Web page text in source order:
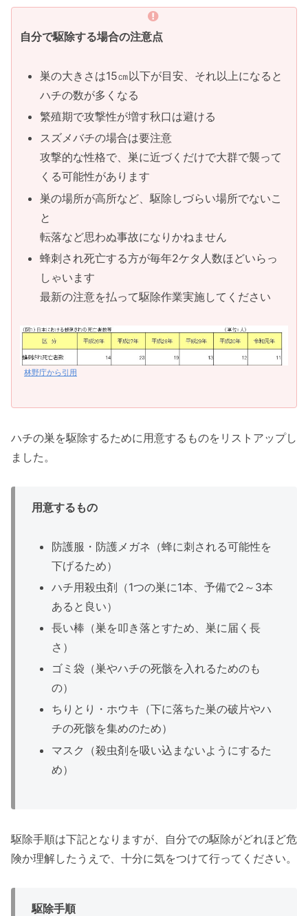
自分で駆除する場合の注意点
巣の大きさは15㎝以下が目安、それ以上になると
ハチの数が多くなる
繁殖期で攻撃性が増す秋口は避ける
スズメバチの場合は要注意
攻撃的な性格で、巣に近づくだけで大群で襲って
くる可能性があります
巣の場所が高所など、駆除しづらい場所でないこ
と
転落など思わぬ事故になりかねません
蜂刺され死亡する方が毎年2ケタ人数ほどいらっ
しゃいます
最新の注意を払って駆除作業実施してください
林野庁から引用
ハチの巣を駆除するために用意するものをリストアップし
ました。
用意するもの
防護服・防護メガネ（蜂に刺される可能性を
下げるため）
ハチ用殺虫剤（1つの巣に1本、予備で2～3本
あると良い）
長い棒（巣を叩き落とすため、巣に届く長
さ）
ゴミ袋（巣やハチの死骸を入れるためのも
の）
ちりとり・ホウキ（下に落ちた巣の破片やハ
チの死骸を集めのため）
マスク（殺虫剤を吸い込まないようにするた
め）
駆除手順は下記となりますが、自分での駆除がどれほど危
険か理解したうえで、十分に気をつけて行ってください。
駆除手順